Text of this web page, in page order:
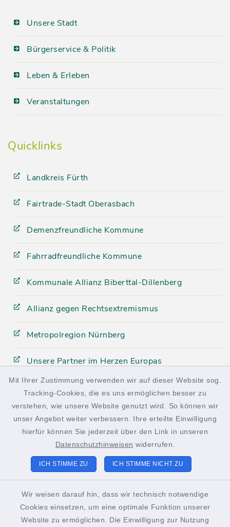
Mit Ihrer Zustimmung verwenden wir auf dieser Website sog.
Tracking-Cookies, die es uns ermöglichen besser zu
verstehen, wie unsere Website genutzt wird. So können wir
unser Angebot weiter verbessern. Ihre erteilte Einwilligung
hierfür können Sie jederzeit über den Link in unseren
Datenschutzhinweisen widerrufen.
ICH STIMME ZU ICH STIMME NICHT ZU
Wir weisen darauf hin, dass wir technisch notwendige
Cookies einsetzen, um eine optimale Funktion unserer
Website zu ermöglichen. Die Einwilligung zur Nutzung
Unsere Stadt
Bürgerservice & Politik
Leben & Erleben
Veranstaltungen
Quicklinks
Landkreis Fürth
Fairtrade-Stadt Oberasbach
Demenzfreundliche Kommune
Fahrradfreundliche Kommune
Kommunale Allianz Biberttal-Dillenberg
Allianz gegen Rechtsextremismus
Metropolregion Nürnberg
Unsere Partner im Herzen Europas
facebook
instagram
Kontakt
Datenschutz